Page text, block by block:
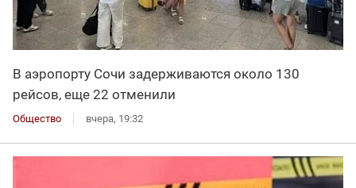
В аэропорту Сочи задерживаются около 130
рейсов, еще 22 отменили
Общество вчера, 19:32